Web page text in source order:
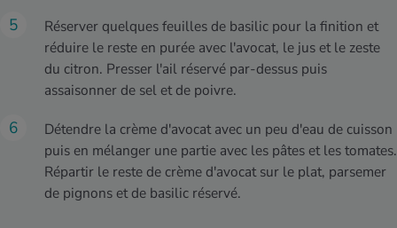
Réserver quelques feuilles de basilic pour la finition et
réduire le reste en purée avec l'avocat, le jus et le zeste
du citron. Presser l'ail réservé par-dessus puis
assaisonner de sel et de poivre.
Détendre la crème d'avocat avec un peu d'eau de cuisson
puis en mélanger une partie avec les pâtes et les tomates.
Répartir le reste de crème d'avocat sur le plat, parsemer
de pignons et de basilic réservé.